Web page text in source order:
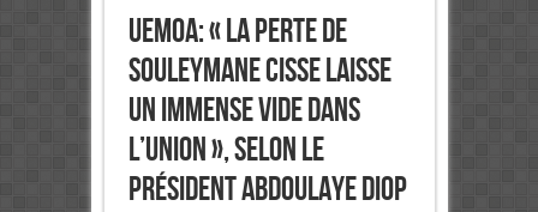
UEMOA: « la perte de
Souleymane CISSE laisse
un immense vide dans
l’Union », selon le
président Abdoulaye Diop